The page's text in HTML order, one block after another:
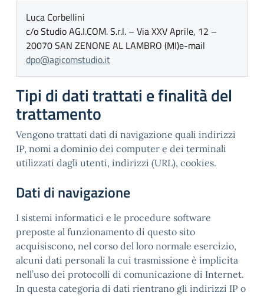
Luca Corbellini
c/o Studio AG.I.COM. S.r.l. – Via XXV Aprile, 12 –
20070 SAN ZENONE AL LAMBRO (MI)e-mail
dpo@agicomstudio.it
Tipi di dati trattati e finalità del
trattamento
Vengono trattati dati di navigazione quali indirizzi
IP, nomi a dominio dei computer e dei terminali
utilizzati dagli utenti, indirizzi (URL), cookies.
Dati di navigazione
I sistemi informatici e le procedure software
preposte al funzionamento di questo sito
acquisiscono, nel corso del loro normale esercizio,
alcuni dati personali la cui trasmissione è implicita
nell’uso dei protocolli di comunicazione di Internet.
In questa categoria di dati rientrano gli indirizzi IP o